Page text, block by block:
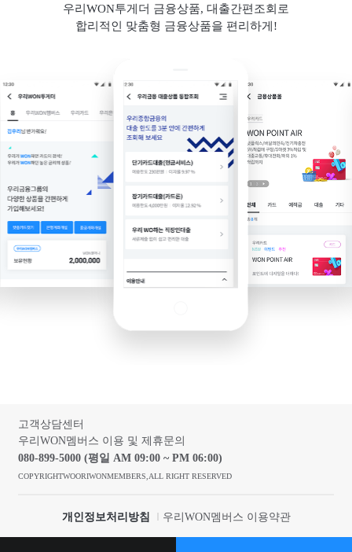
우리WON투게더 금융상품, 대출간편조회로
합리적인 맞춤형 금융상품을 편리하게!
고객상담센터
우리WON멤버스 이용 및 제휴문의
080-899-5000 (평일 AM 09:00 ~ PM 06:00)
COPYRIGHTWOORIWONMEMBERS,ALL RIGHT RESERVED
개인정보처리방침 우리WON멤버스 이용약관